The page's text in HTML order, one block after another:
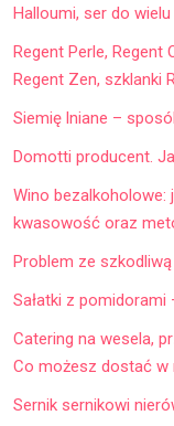
Halloumi, ser do
Regent Perle, Regent
Regent Zen, szklanki
Siemię lniane –
Domotti producent.
Wino bezalkoholowe:
kwasowość oraz
Problem ze
Sałatki z
Catering na wesela,
Co możesz dostać w
Sernik sernikowi